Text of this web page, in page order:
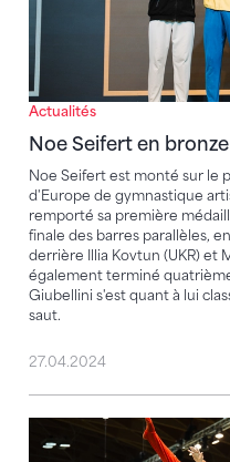
Actualités
Noe Seifert en
Noe Seifert est monté sur le
d'Europe de gymnastique
remporté sa première
finale des barres parallèles,
derrière Illia Kovtun (UKR) et
également terminé
Giubellini s'est quant à lui
saut.
27.04.2024
Des débuts